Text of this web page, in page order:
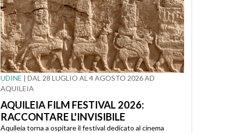
UDINE | DAL 28 LUGLIO AL 4 AGOSTO 2026 AD
AQUILEIA
AQUILEIA FILM FESTIVAL 2026:
RACCONTARE L'INVISIBILE
Aquileia torna a ospitare il festival dedicato al cinema